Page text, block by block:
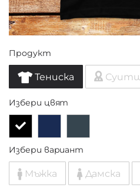
Продукт
Тениска
Избери цвят
Избери вариант
Мъжка Дамска